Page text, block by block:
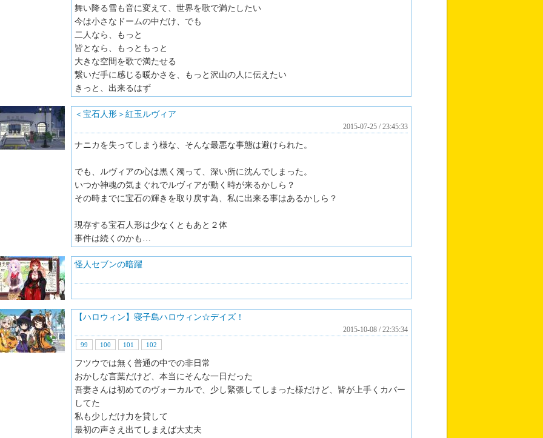
舞い降る雪も音に変えて、世界を歌で満たしたい
今は小さなドームの中だけ、でも
二人なら、もっと
皆となら、もっともっと
大きな空間を歌で満たせる
繋いだ手に感じる暖かさを、もっと沢山の人に伝えたい
きっと、出来るはず
＜宝石人形＞紅玉ルヴィア
2015-07-25 / 23:45:33
ナニカを失ってしまう様な、そんな最悪な事態は避けられた。
でも、ルヴィアの心は黒く濁って、深い所に沈んでしまった。
いつか神魂の気まぐれでルヴィアが動く時が来るかしら？
その時までに宝石の輝きを取り戻す為、私に出来る事はあるかしら？
現存する宝石人形は少なくともあと２体
事件は続くのかも…
怪人セブンの暗躍
【ハロウィン】寝子島ハロウィン☆デイズ！
2015-10-08 / 22:35:34
99 100 101 102
フツウでは無く普通の中での非日常
おかしな言葉だけど、本当にそんな一日だった
吾妻さんは初めてのヴォーカルで、少し緊張してしまった様だけど、皆が上手くカバー
してた
私も少しだけ力を貸して
最初の声さえ出てしまえば大丈夫